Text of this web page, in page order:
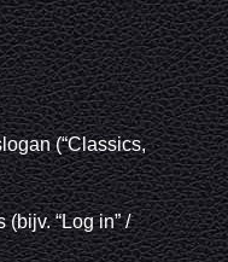
(“Classics,
“Log in” /